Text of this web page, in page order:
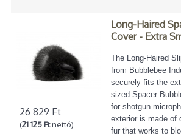
26 829 Ft
(21 125 Ftnettó)
Long-Haired
Cover - Extra
The Long-Haired
from Bubblebee
securely fits the
sized Spacer
for shotgun
exterior is made of
fur that works to